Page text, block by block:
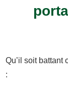
Qu’il soit battant
: